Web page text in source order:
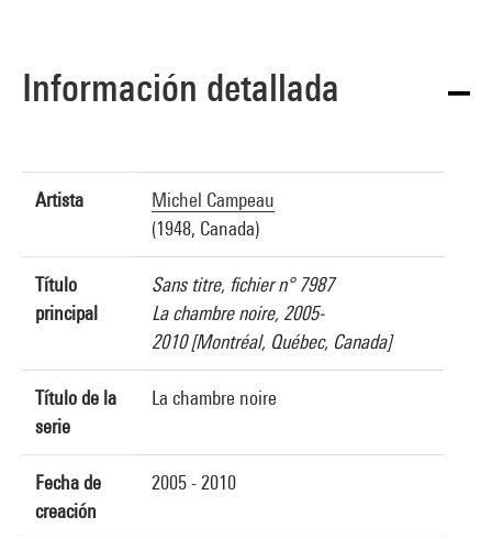
Información detallada
Artista
Michel Campeau
(1948, Canada)
Título
principal
Sans titre, fichier n° 7987
La chambre noire, 2005-
2010 [Montréal, Québec, Canada]
Título de la
serie
La chambre noire
Fecha de
creación
2005 - 2010